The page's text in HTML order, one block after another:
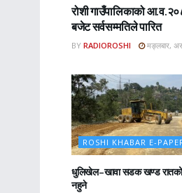
रोशी गाउँपालिकाको
बजेट सर्वसम्मतिले पारित
BY RADIOROSHI मङ्लबार,
ROSHI KHABAR E-
धुलिखेल–खावा सडक खण्ड रातको
नहुने